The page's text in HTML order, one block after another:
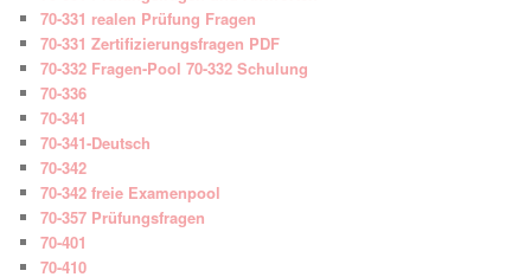
70-331 realen Prüfung Fragen
70-331 Zertifizierungsfragen PDF
70-332 Fragen-Pool 70-332 Schulung
70-336
70-341
70-341-Deutsch
70-342
70-342 freie Examenpool
70-357 Prüfungsfragen
70-401
70-410